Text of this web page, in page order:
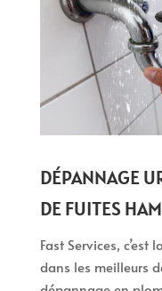
DÉPANNAGE
DE FUITES HAM
Fast Services,
dans les meilleurs